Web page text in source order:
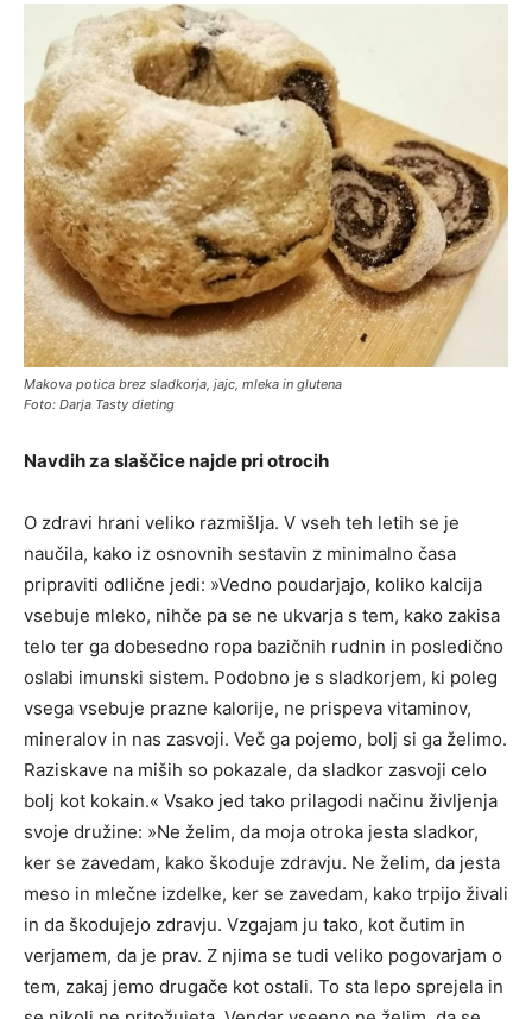
Makova potica brez sladkorja, jajc, mleka in glutena
Foto: Darja Tasty dieting
Navdih za slaščice najde pri otrocih
O zdravi hrani veliko razmišlja. V vseh teh letih se je
naučila, kako iz osnovnih sestavin z minimalno časa
pripraviti odlične jedi: »Vedno poudarjajo, koliko kalcija
vsebuje mleko, nihče pa se ne ukvarja s tem, kako zakisa
telo ter ga dobesedno ropa bazičnih rudnin in posledično
oslabi imunski sistem. Podobno je s sladkorjem, ki poleg
vsega vsebuje prazne kalorije, ne prispeva vitaminov,
mineralov in nas zasvoji. Več ga pojemo, bolj si ga želimo.
Raziskave na miših so pokazale, da sladkor zasvoji celo
bolj kot kokain.« Vsako jed tako prilagodi načinu življenja
svoje družine: »Ne želim, da moja otroka jesta sladkor,
ker se zavedam, kako škoduje zdravju. Ne želim, da jesta
meso in mlečne izdelke, ker se zavedam, kako trpijo živali
in da škodujejo zdravju. Vzgajam ju tako, kot čutim in
verjamem, da je prav. Z njima se tudi veliko pogovarjam o
tem, zakaj jemo drugače kot ostali. To sta lepo sprejela in